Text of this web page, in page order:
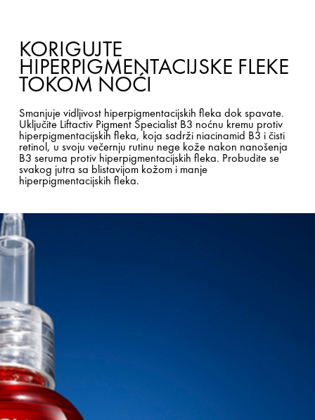
KORIGUJTE
HIPERPIGMENTACIJSKE FLEKE
TOKOM NOĆI
Smanjuje vidljivost hiperpigmentacijskih fleka dok spavate.
Uključite Liftactiv Pigment Specialist B3 noćnu kremu protiv
hiperpigmentacijskih fleka, koja sadrži niacinamid B3 i čisti
retinol, u svoju večernju rutinu nege kože nakon nanošenja
B3 seruma protiv hiperpigmentacijskih fleka. Probudite se
svakog jutra sa blistavijom kožom i manje
hiperpigmentacijskih fleka.